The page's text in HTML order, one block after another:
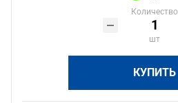
Количество
шт
КУПИТЬ